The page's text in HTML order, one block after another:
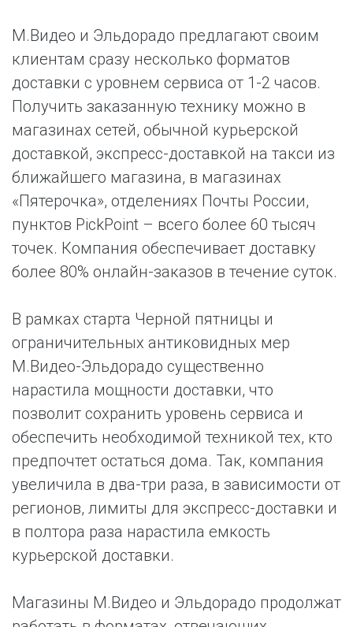
М.Видео и Эльдорадо предлагают своим
клиентам сразу несколько форматов
доставки с уровнем сервиса от 1-2 часов.
Получить заказанную технику можно в
магазинах сетей, обычной курьерской
доставкой, экспресс-доставкой на такси из
ближайшего магазина, в магазинах
«Пятерочка», отделениях Почты России,
пунктов PickPoint – всего более 60 тысяч
точек. Компания обеспечивает доставку
более 80% онлайн-заказов в течение суток.
В рамках старта Черной пятницы и
ограничительных антиковидных мер
М.Видео-Эльдорадо существенно
нарастила мощности доставки, что
позволит сохранить уровень сервиса и
обеспечить необходимой техникой тех, кто
предпочтет остаться дома. Так, компания
увеличила в два-три раза, в зависимости от
регионов, лимиты для экспресс-доставки и
в полтора раза нарастила емкость
курьерской доставки.
Магазины М.Видео и Эльдорадо продолжат